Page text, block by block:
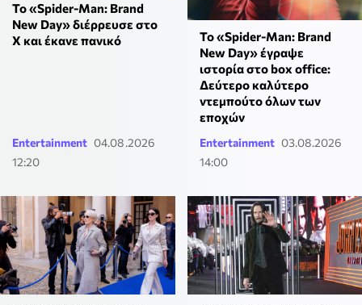
To «Spider-Man: Brand
New Day» διέρρευσε στο
X και έκανε πανικό
Entertainment 04.08.2026
12:20
Το «Spider-Man: Brand
New Day» έγραψε
ιστορία στο box office:
Δεύτερο καλύτερο
ντεμπούτο όλων των
εποχών
Entertainment 03.08.2026
14:00